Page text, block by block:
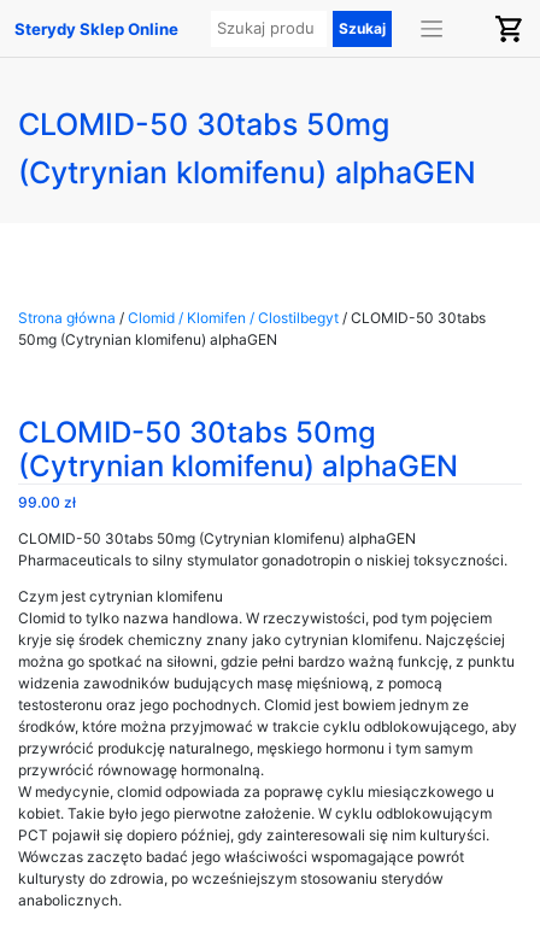
Sterydy Sklep Online
CLOMID-50 30tabs 50mg
(Cytrynian klomifenu) alphaGEN
Strona główna / Clomid / Klomifen / Clostilbegyt / CLOMID-50 30tabs
50mg (Cytrynian klomifenu) alphaGEN
CLOMID-50 30tabs 50mg
(Cytrynian klomifenu) alphaGEN
99.00 zł
CLOMID-50 30tabs 50mg (Cytrynian klomifenu) alphaGEN
Pharmaceuticals to silny stymulator gonadotropin o niskiej toksyczności.
Czym jest cytrynian klomifenu
Clomid to tylko nazwa handlowa. W rzeczywistości, pod tym pojęciem
kryje się środek chemiczny znany jako cytrynian klomifenu. Najczęściej
można go spotkać na siłowni, gdzie pełni bardzo ważną funkcję, z punktu
widzenia zawodników budujących masę mięśniową, z pomocą
testosteronu oraz jego pochodnych. Clomid jest bowiem jednym ze
środków, które można przyjmować w trakcie cyklu odblokowującego, aby
przywrócić produkcję naturalnego, męskiego hormonu i tym samym
przywrócić równowagę hormonalną.
W medycynie, clomid odpowiada za poprawę cyklu miesiączkowego u
kobiet. Takie było jego pierwotne założenie. W cyklu odblokowującym
PCT pojawił się dopiero później, gdy zainteresowali się nim kulturyści.
Wówczas zaczęto badać jego właściwości wspomagające powrót
kulturysty do zdrowia, po wcześniejszym stosowaniu sterydów
anabolicznych.